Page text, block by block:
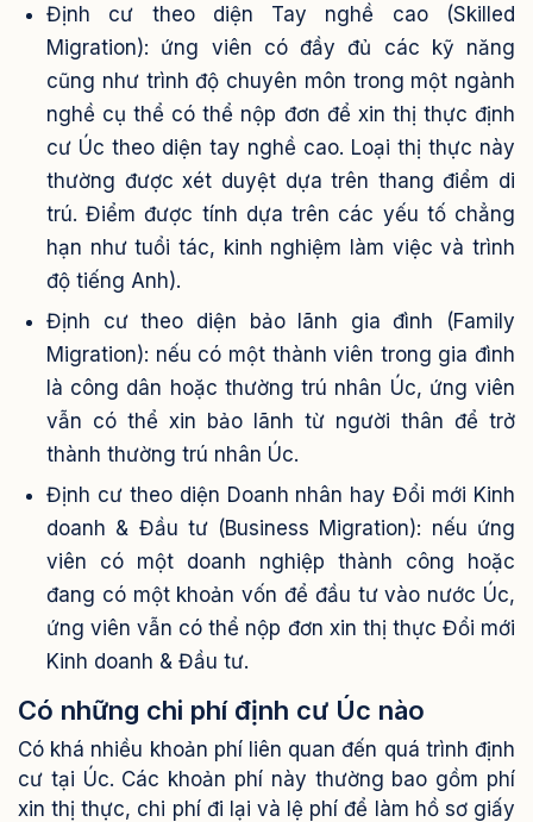
Định cư theo diện Tay nghề cao (Skilled
Migration): ứng viên có đầy đủ các kỹ năng
cũng như trình độ chuyên môn trong một ngành
nghề cụ thể có thể nộp đơn để xin thị thực định
cư Úc theo diện tay nghề cao. Loại thị thực này
thường được xét duyệt dựa trên thang điểm di
trú. Điểm được tính dựa trên các yếu tố chẳng
hạn như tuổi tác, kinh nghiệm làm việc và trình
độ tiếng Anh).
Định cư theo diện bảo lãnh gia đình (Family
Migration): nếu có một thành viên trong gia đình
là công dân hoặc thường trú nhân Úc, ứng viên
vẫn có thể xin bảo lãnh từ người thân để trở
thành thường trú nhân Úc.
Định cư theo diện Doanh nhân hay Đổi mới Kinh
doanh & Đầu tư (Business Migration): nếu ứng
viên có một doanh nghiệp thành công hoặc
đang có một khoản vốn để đầu tư vào nước Úc,
ứng viên vẫn có thể nộp đơn xin thị thực Đổi mới
Kinh doanh & Đầu tư.
Có những chi phí định cư Úc nào
Có khá nhiều khoản phí liên quan đến quá trình định
cư tại Úc. Các khoản phí này thường bao gồm phí
xin thị thực, chi phí đi lại và lệ phí để làm hồ sơ giấy